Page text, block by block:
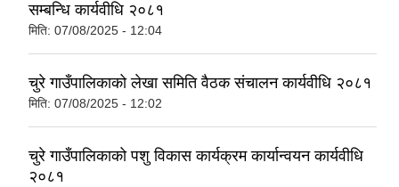
सम्बन्धि कार्यवीधि २०८१
मिति: 07/08/2025 - 12:04
चुरे गाउँपालिकाको लेखा समिति वैठक संचालन कार्यवीधि २०८१
मिति: 07/08/2025 - 12:02
चुरे गाउँपालिकाको पशु विकास कार्यक्रम कार्यान्वयन कार्यवीधि
२०८१